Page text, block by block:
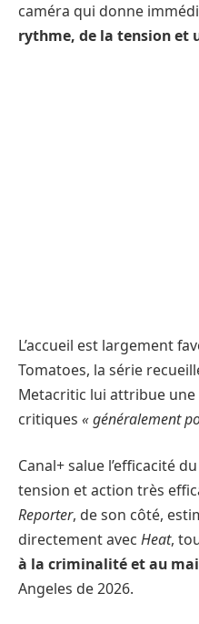
caméra qui donne
rythme, de la tension et
L’accueil est largement
Tomatoes, la série
Metacritic lui attribue
critiques « généralement
Canal+ salue l’efficacité
tension et action très
Reporter, de son côté,
directement avec Heat,
à la criminalité et au
Angeles de 2026.